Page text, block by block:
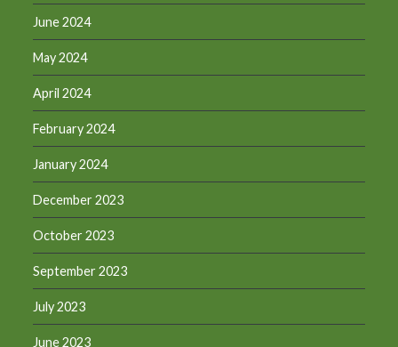
June 2024
May 2024
April 2024
February 2024
January 2024
December 2023
October 2023
September 2023
July 2023
June 2023